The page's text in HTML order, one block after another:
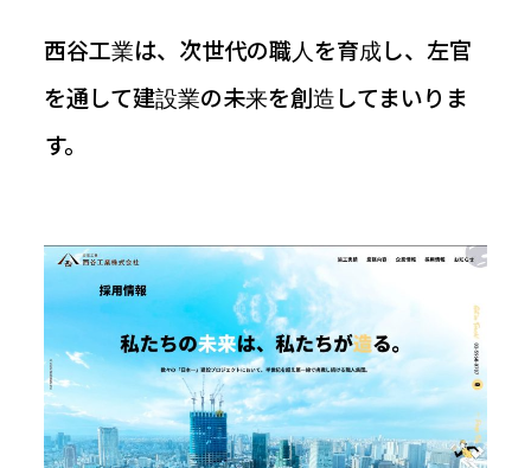
西谷工業は、次世代の職人を育成し、左官
を通して建設業の未来を創造してまいりま
す。